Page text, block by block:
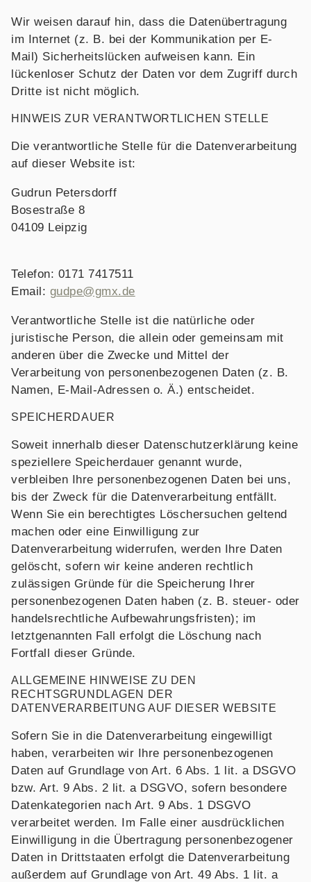
Wir weisen darauf hin, dass die Datenübertragung
im Internet (z. B. bei der Kommunikation per E-
Mail) Sicherheitslücken aufweisen kann. Ein
lückenloser Schutz der Daten vor dem Zugriff durch
Dritte ist nicht möglich.
HINWEIS ZUR VERANTWORTLICHEN STELLE
Die verantwortliche Stelle für die Datenverarbeitung
auf dieser Website ist:
Gudrun Petersdorff
Bosestraße 8
04109 Leipzig
Telefon: 0171 7417511
Email: gudpe@gmx.de
Verantwortliche Stelle ist die natürliche oder
juristische Person, die allein oder gemeinsam mit
anderen über die Zwecke und Mittel der
Verarbeitung von personenbezogenen Daten (z. B.
Namen, E-Mail-Adressen o. Ä.) entscheidet.
SPEICHERDAUER
Soweit innerhalb dieser Datenschutzerklärung keine
speziellere Speicherdauer genannt wurde,
verbleiben Ihre personenbezogenen Daten bei uns,
bis der Zweck für die Datenverarbeitung entfällt.
Wenn Sie ein berechtigtes Löschersuchen geltend
machen oder eine Einwilligung zur
Datenverarbeitung widerrufen, werden Ihre Daten
gelöscht, sofern wir keine anderen rechtlich
zulässigen Gründe für die Speicherung Ihrer
personenbezogenen Daten haben (z. B. steuer- oder
handelsrechtliche Aufbewahrungsfristen); im
letztgenannten Fall erfolgt die Löschung nach
Fortfall dieser Gründe.
ALLGEMEINE HINWEISE ZU DEN
RECHTSGRUNDLAGEN DER
DATENVERARBEITUNG AUF DIESER WEBSITE
Sofern Sie in die Datenverarbeitung eingewilligt
haben, verarbeiten wir Ihre personenbezogenen
Daten auf Grundlage von Art. 6 Abs. 1 lit. a DSGVO
bzw. Art. 9 Abs. 2 lit. a DSGVO, sofern besondere
Datenkategorien nach Art. 9 Abs. 1 DSGVO
verarbeitet werden. Im Falle einer ausdrücklichen
Einwilligung in die Übertragung personenbezogener
Daten in Drittstaaten erfolgt die Datenverarbeitung
außerdem auf Grundlage von Art. 49 Abs. 1 lit. a